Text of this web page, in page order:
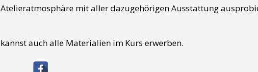
mit aller dazugehörigen Ausstattung
auch alle Materialien im Kurs erwerben.